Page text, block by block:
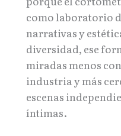
como laboratorio
narrativas y
diversidad, ese
miradas menos
industria y más
escenas
íntimas.